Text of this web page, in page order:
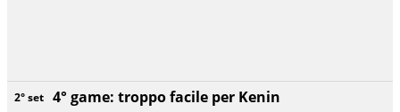
2° set 4° game: troppo facile per Kenin